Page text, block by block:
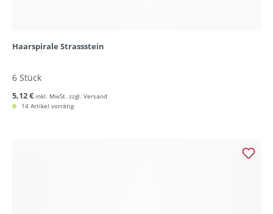
Haarspirale Strassstein
6 Stück
5,12 € inkl. MwSt. zzgl. Versand
14 Artikel vorrätig